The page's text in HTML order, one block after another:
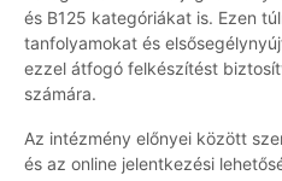
és B125 kategóriákat is. Ezen
tanfolyamokat és
ezzel átfogó felkészítést
számára.
Az intézmény előnyei között
és az online jelentkezési